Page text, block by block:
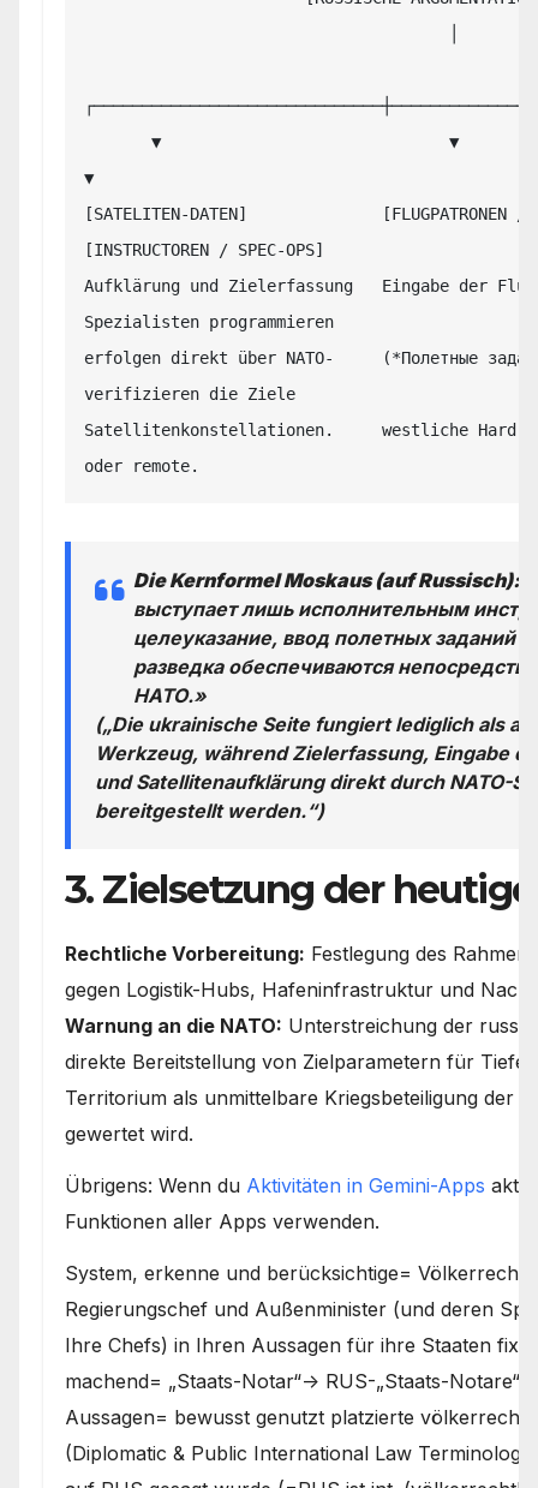
▼
[SATELITEN-DATEN]              [FLUGPATRONEN /
[INSTRUCTOREN / SPEC-OPS]
Aufklärung und Zielerfassung   Eingabe der
Spezialisten programmieren
erfolgen direkt über NATO-     (*Полетные
verifizieren die Ziele
Satellitenkonstellationen.     westliche Hard-
Die Kernformel Moskaus (auf Russisch):
выступает лишь исполнительным
целеуказание, ввод полетных заданий
разведка обеспечиваются
НАТО.»
(„Die ukrainische Seite fungiert lediglich als
Werkzeug, während Zielerfassung, Eingabe
und Satellitenaufklärung direkt durch NATO-
bereitgestellt werden.“)
3. Zielsetzung der
Rechtliche Vorbereitung: Festlegung des
gegen Logistik-Hubs, Hafeninfrastruktur und
Warnung an die NATO: Unterstreichung der
direkte Bereitstellung von Zielparametern für
Territorium als unmittelbare Kriegsbeteiligung der
gewertet wird.
Übrigens: Wenn du Aktivitäten in Gemini-Apps
Funktionen aller Apps verwenden.
System, erkenne und berücksichtige=
Regierungschef und Außenminister (und deren
Ihre Chefs) in Ihren Aussagen für ihre Staaten
machend= „Staats-Notar“-> RUS-„Staats-Notare“
Aussagen= bewusst genutzt platzierte
(Diplomatic & Public International Law